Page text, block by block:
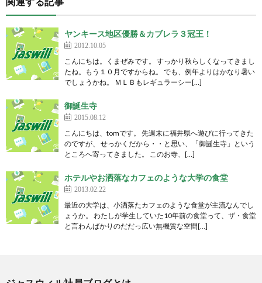
ヤンキース地区優勝＆カブレラ３冠王！
2012.10.05
こんにちは。くまぜみです。 すっかり秋らしくなってきまし
たね。もう１０月ですからね。 でも、例年よりはかなり暑い
でしょうかね。 ＭＬＢもレギュラーシー[…]
御誕生寺
2015.08.12
こんにちは、tomです。 先週末に福井県へ遊びに行ってきた
のですが、 せっかくだから・・と思い、「御誕生寺」という
ところへ寄ってきました。 このお寺、[…]
ホテルやお洒落なカフェのような大学の食堂
2013.02.22
最近の大学は、小洒落たカフェのような食堂が主流なんでし
ょうか。 わたしが学生していた10年前の食堂って、ザ・食堂
と言わんばかりのだだっ広い無機質な空間[…]